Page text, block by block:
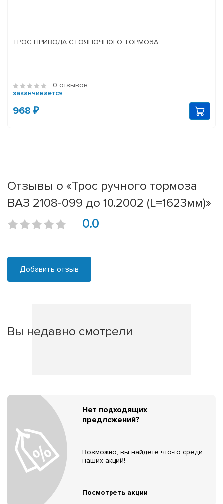
ТРОС ПРИВОДА СТОЯНОЧНОГО ТОРМОЗА
0 отзывов
заканчивается
968 ₽
Отзывы о «Трос ручного тормоза
ВАЗ 2108-099 до 10.2002 (L=1623мм)»
0.0
Добавить отзыв
Вы недавно смотрели
Нет подходящих
предложений?
Возможно, вы найдёте что-то среди
наших акций!
Посмотреть акции